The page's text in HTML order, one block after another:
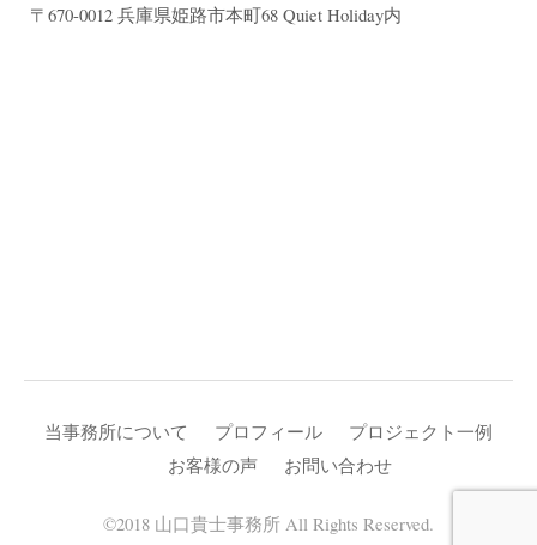
〒670-0012 兵庫県姫路市本町68 Quiet Holiday内
当事務所について プロフィール
プロジェクト一例
お客様の声
お問い合わせ
©2018 山口貴士事務所 All Rights Reserved.